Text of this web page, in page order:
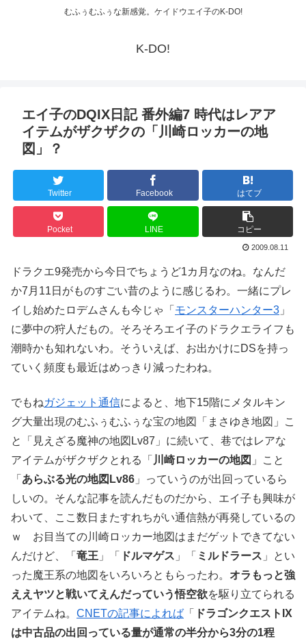
むふぅむふぅな新感覚。ケイドウエイ子のK-DO!
K-DO!
エイ子のDQIX日記 番外編7 時代はレアア
イテムがザクザクの「川崎ロッカーの地
図」？
Twitter Facebook はてブ
Pocket LINE コピー
2009.08.11
ドラクエ9発売から今日でちょうど1カ月なのね。なんだ
か7月11日がものすごい昔のように感じるわ。一緒にプレ
イし始めたロデムさんも今じゃ「 モンスターハンター3 」
に夢中の狩人だもの。そろそろエイ子のドラクエライフも
潮時かも知れないわ。そういえば、お出かけにDSを持っ
ていく頻度も最近はめっきり減ったわね。
でもねガジェット通信によると、地下15階にメタルキン
グ大量出現のむふぅむふぅな宝の地図「まさゆき地図」こ
と「見えざる魔神の地図Lv87」に続いて、巷ではレアな
アイテムがザクザクとれる「 川崎ロッカーの地図 」こと
「 あらぶる光の地図Lv86 」っていうのが出回っているら
しいの。そんな記事を読んだものだから、エイ子も興味が
わいて、ここ数日またすれちがい通信熱が再発しているの
ｗ お目当ての川崎ロッカー地図はまだゲットできてない
んだけど、「 竜王 」「 ドルマゲス 」「 ミルドラース 」とい
った魔王系の地図をいろいろともらったわ。 オラもっと強
ええヤツと戦いてえんだっていう悟空欲を駆り立てられる
アイテムね。 CNETの記事によれば 「
ドラゴンクエストIX
は中古品の出回っている量が通常の半分から3分の1程